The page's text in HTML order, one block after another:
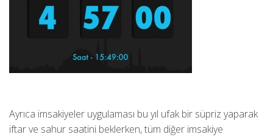
Ayrıca imsakiyeler uygulaması bu yıl ufak bir süpriz yaparak
iftar ve sahur saatini beklerken, tüm diğer imsakiye